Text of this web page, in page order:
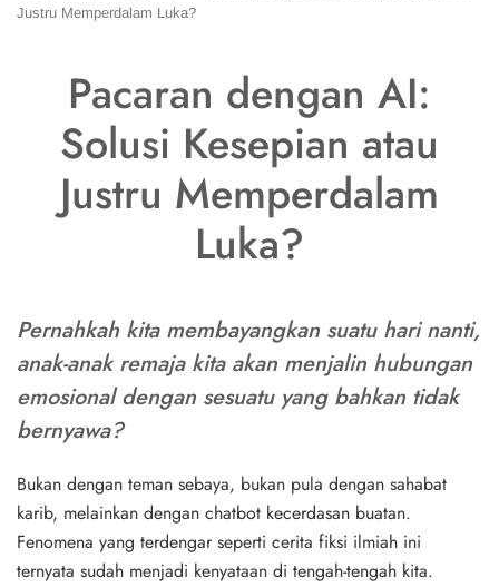
Justru Memperdalam Luka?
Pacaran dengan AI:
Solusi Kesepian atau
Justru Memperdalam
Luka?
Pernahkah kita membayangkan suatu hari nanti,
anak-anak remaja kita akan menjalin hubungan
emosional dengan sesuatu yang bahkan tidak
bernyawa?
Bukan dengan teman sebaya, bukan pula dengan sahabat
karib, melainkan dengan chatbot kecerdasan buatan.
Fenomena yang terdengar seperti cerita fiksi ilmiah ini
ternyata sudah menjadi kenyataan di tengah-tengah kita.